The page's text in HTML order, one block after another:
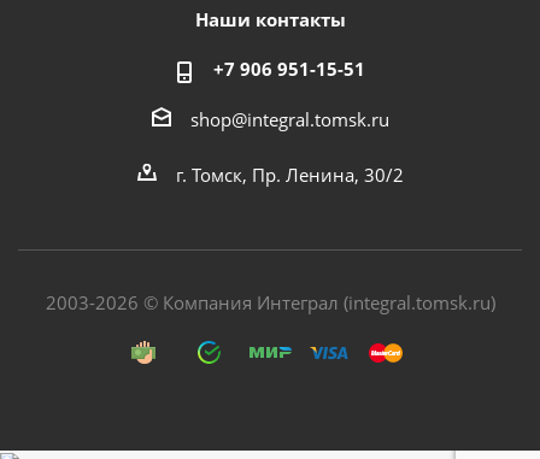
Наши контакты
+7 906 951-15-51
shop@integral.tomsk.ru
г. Томск, Пр. Ленина, 30/2
2003-2026 © Компания Интеграл (integral.tomsk.ru)